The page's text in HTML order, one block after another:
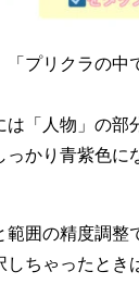
プリクラの中
は「人物」の部
っかり青紫色に
範囲の精度調整
しちゃったとき